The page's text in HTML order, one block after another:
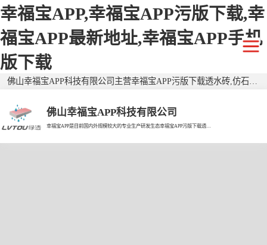
幸福宝APP,幸福宝APP污版下载,幸
福宝APP最新地址,幸福宝APP手机
版下载
佛山幸福宝APP科技有限公司
幸福宝APP是目前国内外规模较大的专业生产研发生态幸福宝APP污版下载透水砖的现代企业。